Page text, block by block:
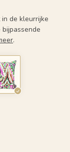
de kleurrijke
.